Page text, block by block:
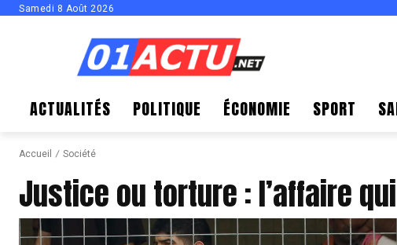
Samedi 8 Août 2026
ACTUALITÉS POLITIQUE ÉCONOMIE SPORT
Accueil Société
Justice ou torture : l’affaire